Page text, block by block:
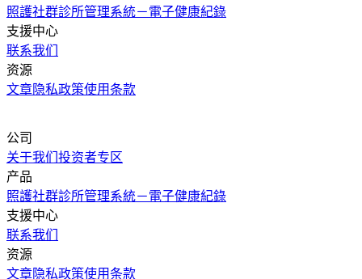
照護社群診所管理系統－電子健康紀錄
支援中心
联系我们
资源
文章隐私政策使用条款
公司
关于我们 投资者专区
产品
照護社群診所管理系統－電子健康紀錄
支援中心
联系我们
资源
文章隐私政策使用条款